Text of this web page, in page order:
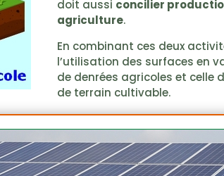
doit aussi concilier
agriculture.
En combinant ces deux
l’utilisation des surfaces en
de denrées agricoles et celle
de terrain cultivable.